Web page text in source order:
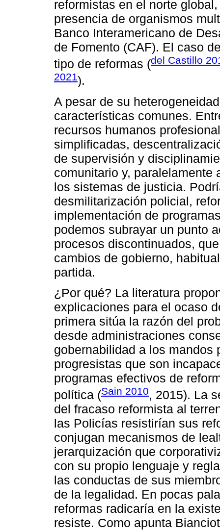
reformistas en el norte
presencia de organismos
Banco Interamericano de
de Fomento (CAF). El caso
tipo de reformas (del Castillo
2021).
A pesar de su
características comunes.
recursos humanos
simplificadas,
de supervisión y
comunitario y, paralelamente
los sistemas de justicia.
desmilitarización policial,
implementación de
podemos subrayar un punto
procesos discontinuados,
cambios de gobierno,
partida.
¿Por qué? La literatura
explicaciones para el ocaso
primera sitúa la razón del
desde administraciones
gobernabilidad a los mandos
progresistas que son
programas efectivos de
política (Sain 2010, 2015). La
del fracaso reformista al
las Policías resistirían sus
conjugan mecanismos de
jerarquización que
con su propio lenguaje y
las conductas de sus
de la legalidad. En pocas
reformas radicaría en la
resiste. Como apunta